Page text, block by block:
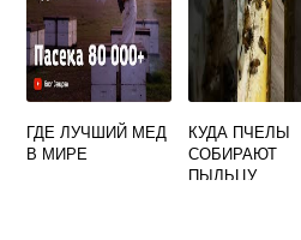
ГДЕ ЛУЧШИЙ МЕД
В МИРЕ
КУДА ПЧЕЛЫ
СОБИРАЮТ
ПЫЛЬЦУ